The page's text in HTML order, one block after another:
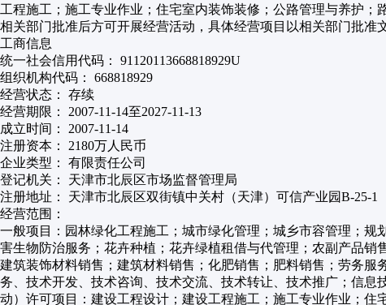
工程施工；施工专业作业；住宅室内装饰装修；公路管理与养护
相关部门批准后方可开展经营活动，具体经营项目以相关部门批准
工商信息
统一社会信用代码：
91120113668818929U
组织机构代码：
668818929
经营状态：
存续
经营期限：
2007-11-14至2027-11-13
成立时间：
2007-11-14
注册资本：
2180万人民币
企业类型：
有限责任公司
登记机关：
天津市北辰区市场监督管理局
注册地址：
天津市北辰区双街镇中关村（天津）可信产业园B-25-1
经营范围：
一般项目：园林绿化工程施工；城市绿化管理；城乡市容管理；
害生物防治服务；花卉种植；花卉绿植租借与代管理；农副产品
建筑装饰材料销售；建筑材料销售；化肥销售；肥料销售；劳务
务、技术开发、技术咨询、技术交流、技术转让、技术推广；信
动）许可项目：建设工程设计；建设工程施工；施工专业作业；